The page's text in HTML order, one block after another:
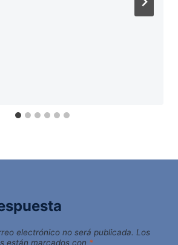
electrónico no será publicada. Los
están marcados con *